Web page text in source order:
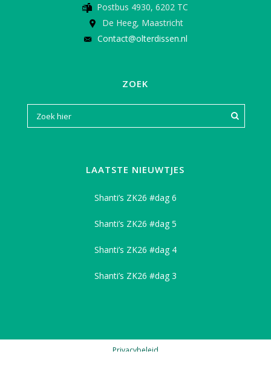
Postbus 4930, 6202 TC
De Heeg, Maastricht
Contact@olterdissen.nl
ZOEK
LAATSTE NIEUWTJES
Shanti’s ZK26 #dag 6
Shanti’s ZK26 #dag 5
Shanti’s ZK26 #dag 4
Shanti’s ZK26 #dag 3
Privacybeleid